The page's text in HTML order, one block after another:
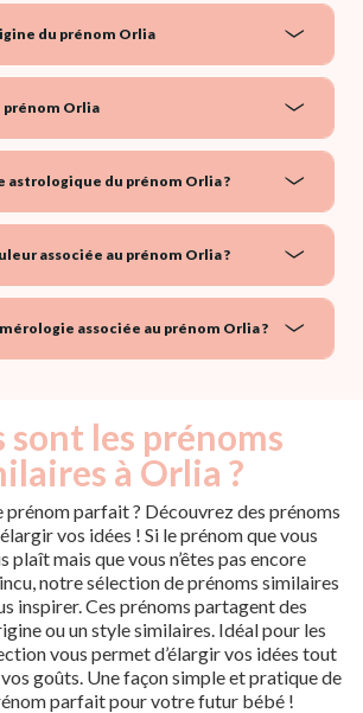
du prénom Orlia
prénom Orlia
astrologique du prénom Orlia ?
associée au prénom Orlia ?
associée au prénom Orlia ?
sont les prénoms
à Orlia ?
prénom parfait ? Découvrez des prénoms
vos idées ! Si le prénom que vous
plaît mais que vous n’êtes pas encore
notre sélection de prénoms similaires
inspirer. Ces prénoms partagent des
ou un style similaires. Idéal pour les
vous permet d’élargir vos idées tout
goûts. Une façon simple et pratique de
parfait pour votre futur bébé !